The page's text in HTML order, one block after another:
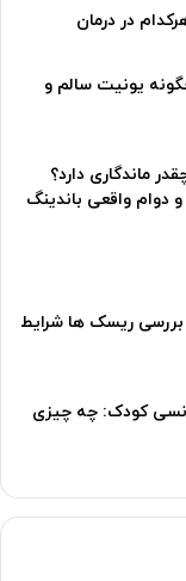
در درمان
یونیت سالم و
ماندگاری دارد؟
دوام واقعی باندینگ
بررسی ریسک ها شرایط
کودک: چه چیزی